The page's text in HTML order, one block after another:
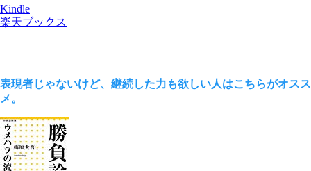
Kindle
楽天ブックス
表現者じゃないけど、継続した力も欲しい人はこちらがオスス
メ。